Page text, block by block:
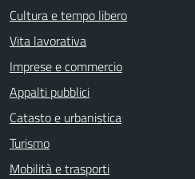
Cultura e tempo libero
Vita lavorativa
Imprese e commercio
Appalti pubblici
Catasto e urbanistica
Turismo
Mobilità e trasporti